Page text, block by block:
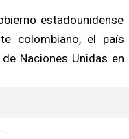
estadounidense
colombiano, el país
Naciones Unidas en